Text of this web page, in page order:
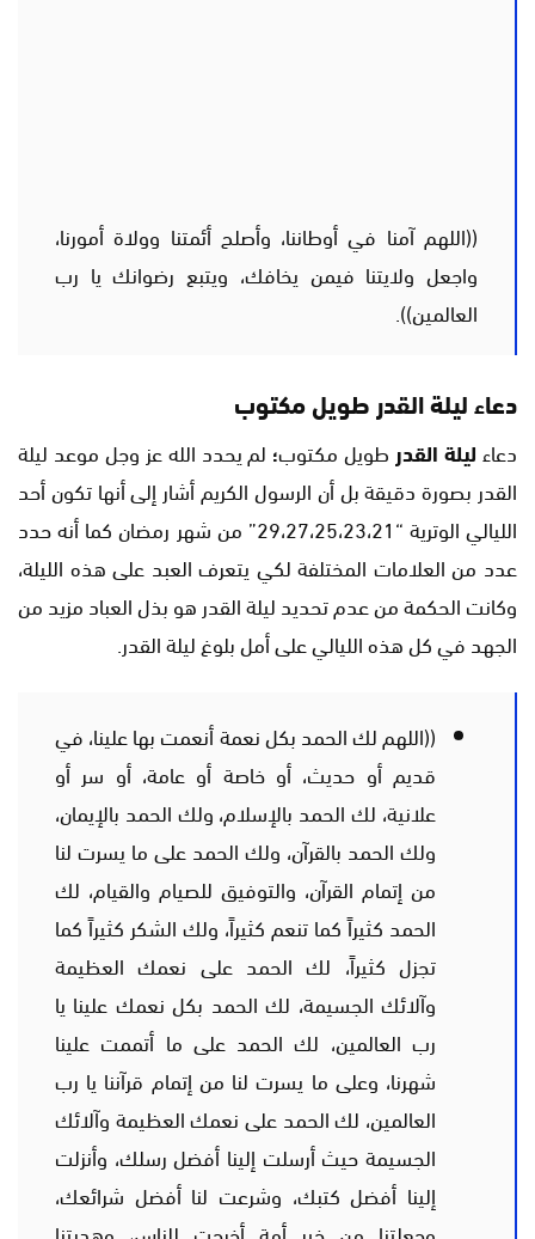
((اللهم آمنا في أوطاننا، وأصلح أئمتنا وولاة أمورنا،
واجعل ولايتنا فيمن يخافك، ويتبع رضوانك يا رب
العالمين)).
دعاء ليلة القدر طويل مكتوب
دعاءليلة القدر طويل مكتوب؛ لم يحدد الله عز وجل موعد ليلة
القدر بصورة دقيقة بل أن الرسول الكريم أشار إلى أنها تكون أحد
الليالي الوترية “29،27،25،23،21” من شهر رمضان كما أنه حدد
عدد من العلامات المختلفة لكي يتعرف العبد على هذه الليلة،
وكانت الحكمة من عدم تحديد ليلة القدر هو بذل العباد مزيد من
الجهد في كل هذه الليالي على أمل بلوغ ليلة القدر.
((اللهم لك الحمد بكل نعمة أنعمت بها علينا، في
قديم أو حديث، أو خاصة أو عامة، أو سر أو
علانية، لك الحمد بالإسلام، ولك الحمد بالإيمان،
ولك الحمد بالقرآن، ولك الحمد على ما يسرت لنا
من إتمام القرآن، والتوفيق للصيام والقيام، لك
الحمد كثيراً كما تنعم كثيراً، ولك الشكر كثيراً كما
تجزل كثيراً، لك الحمد على نعمك العظيمة
وآلائك الجسيمة، لك الحمد بكل نعمك علينا يا
رب العالمين، لك الحمد على ما أتممت علينا
شهرنا، وعلى ما يسرت لنا من إتمام قرآننا يا رب
العالمين، لك الحمد على نعمك العظيمة وآلائك
الجسيمة حيث أرسلت إلينا أفضل رسلك، وأنزلت
إلينا أفضل كتبك، وشرعت لنا أفضل شرائعك،